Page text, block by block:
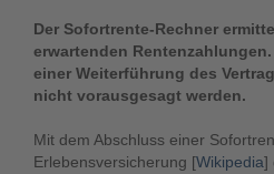
Der Sofortrente-Rechner
erwartenden
einer Weiterführung des
nicht vorausgesagt werden.
Mit dem Abschluss einer
Erlebensversicherung [Wikipedia]